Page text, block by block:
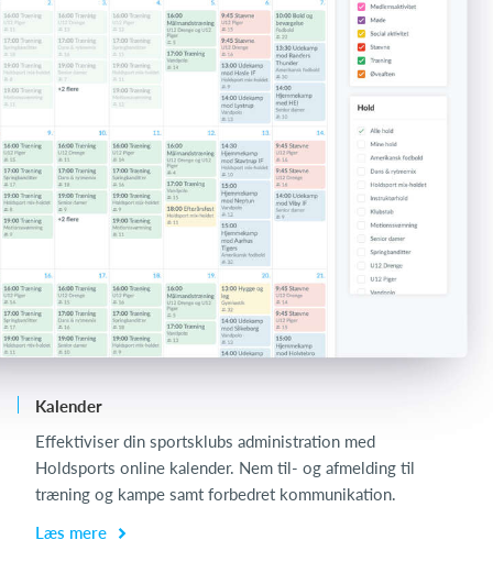
Kalender
Effektiviser din sportsklubs administration med
Holdsports online kalender. Nem til- og afmelding til
træning og kampe samt forbedret kommunikation.
Læs mere